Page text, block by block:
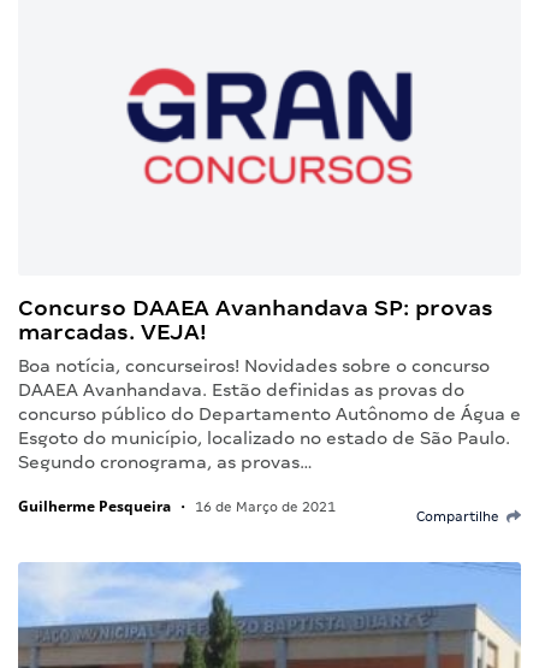
Concurso DAAEA Avanhandava SP: provas
marcadas. VEJA!
Boa notícia, concurseiros! Novidades sobre o concurso
DAAEA Avanhandava. Estão definidas as provas do
concurso público do Departamento Autônomo de Água e
Esgoto do município, localizado no estado de São Paulo.
Segundo cronograma, as provas…
Guilherme Pesqueira • 16 de Março de 2021
Compartilhe